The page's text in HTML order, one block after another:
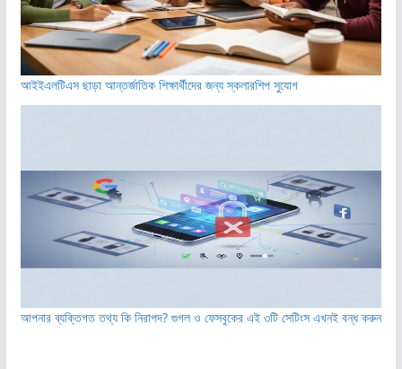
আইইএলটিএস ছাড়া আন্তর্জাতিক শিক্ষার্থীদের জন্য স্কলারশিপ সুযোগ
আপনার ব্যক্তিগত তথ্য কি নিরাপদ? গুগল ও ফেসবুকের এই ৩টি সেটিংস এখনই বন্ধ করুন